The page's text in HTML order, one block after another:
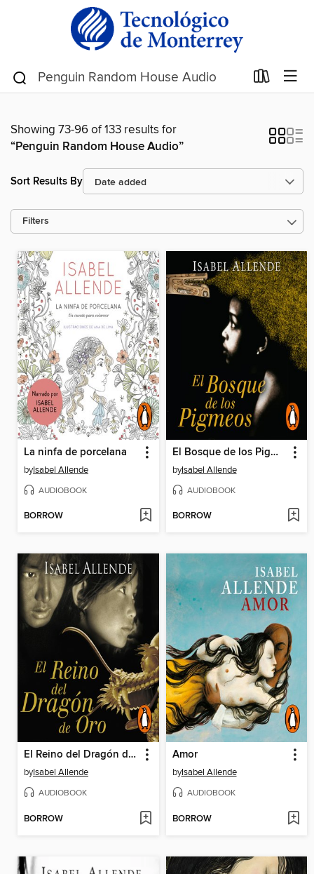
Showing 73-96 of 133 results for
“Penguin Random House Audio”
Sort Results By
Filters
La ninfa de porcelana
byIsabel Allende
AUDIOBOOK
BORROW
El Bosque de los Pigmeos (Memorias del Águila y del Jaguar 3) (Memorias del Águila y del Jaguar 3)
byIsabel Allende
AUDIOBOOK
BORROW
El Reino del Dragón de Oro (Memorias del Águila y del Jaguar 2)
byIsabel Allende
AUDIOBOOK
BORROW
Amor
byIsabel Allende
AUDIOBOOK
BORROW